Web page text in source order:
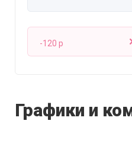
-120 p
Графики и